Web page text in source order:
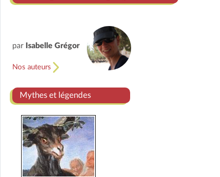
par Isabelle Grégor
Nos auteurs
Mythes et légendes